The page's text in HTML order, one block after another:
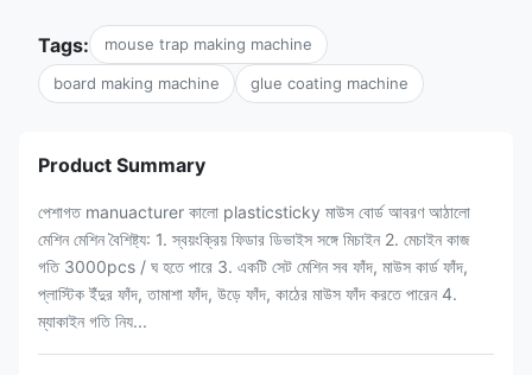
Tags: mouse trap making machine
board making machine glue coating machine
Product Summary
পেশাগত manuacturer কালো plasticsticky মাউস বোর্ড আবরণ আঠালো
মেশিন মেশিন বৈশিষ্ট্য: 1. স্বয়ংক্রিয় ফিডার ডিভাইস সঙ্গে মিচাইন 2. মেচাইন কাজ
গতি 3000pcs / ঘ হতে পারে 3. একটি সেট মেশিন সব ফাঁদ, মাউস কার্ড ফাঁদ,
প্লাস্টিক ইঁদুর ফাঁদ, তামাশা ফাঁদ, উড়ে ফাঁদ, কাঠের মাউস ফাঁদ করতে পারেন 4.
ম্যাকাইন গতি নিয...